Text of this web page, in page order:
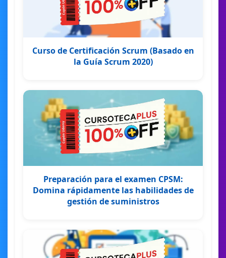
Curso de Certificación Scrum (Basado en
la Guía Scrum 2020)
Preparación para el examen CPSM:
Domina rápidamente las habilidades de
gestión de suministros